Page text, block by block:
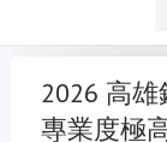
2026 高雄
專業度極